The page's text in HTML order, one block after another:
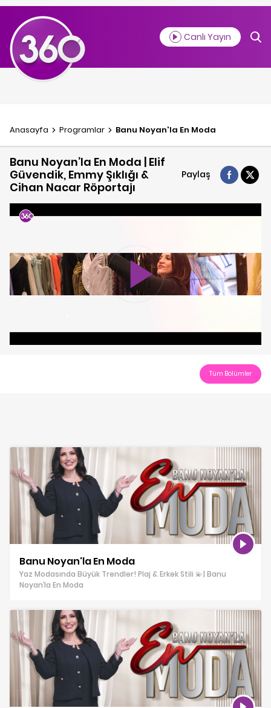
Canlı Yayın
Anasayfa Programlar Banu Noyan'la En Moda
Banu Noyan’la En Moda | Elif
Güvendik, Emmy Şıklığı &
Cihan Nacar Röportajı
Paylaş
Play
Video
Tüm Bölümler
Banu Noyan'la En Moda
Yaz Modasında Büyük Trendler! Plaj & Erkek Stili 💫| Banu
Noyan’la En Moda